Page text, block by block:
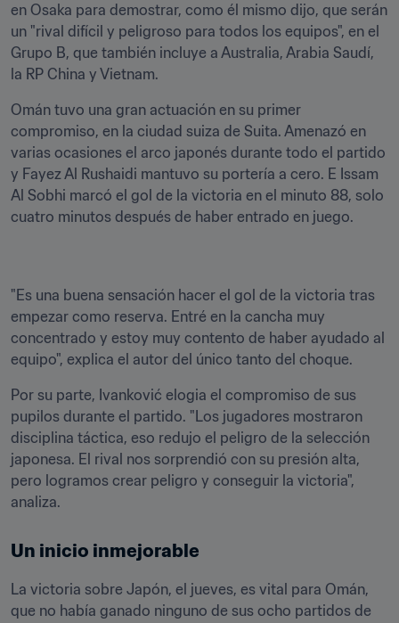
en Osaka para demostrar, como él mismo dijo, que serán
un "rival difícil y peligroso para todos los equipos", en el
Grupo B, que también incluye a Australia, Arabia Saudí,
la RP China y Vietnam.
Omán tuvo una gran actuación en su primer
compromiso, en la ciudad suiza de Suita. Amenazó en
varias ocasiones el arco japonés durante todo el partido
y Fayez Al Rushaidi mantuvo su portería a cero. E Issam
Al Sobhi marcó el gol de la victoria en el minuto 88, solo
cuatro minutos después de haber entrado en juego.
"Es una buena sensación hacer el gol de la victoria tras
empezar como reserva. Entré en la cancha muy
concentrado y estoy muy contento de haber ayudado al
equipo", explica el autor del único tanto del choque.
Por su parte, Ivanković elogia el compromiso de sus
pupilos durante el partido. "Los jugadores mostraron
disciplina táctica, eso redujo el peligro de la selección
japonesa. El rival nos sorprendió con su presión alta,
pero logramos crear peligro y conseguir la victoria",
Un inicio inmejorable
La victoria sobre Japón, el jueves, es vital para Omán,
que no había ganado ninguno de sus ocho partidos de